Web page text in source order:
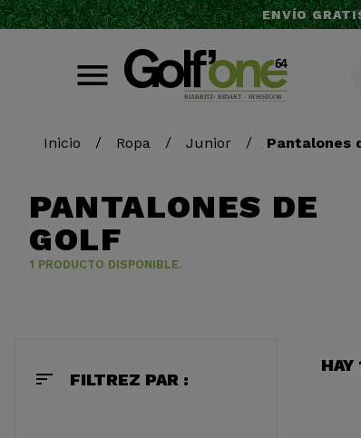
ENVÍO
Inicio Ropa Junior Pantalones
PANTALONES DE
GOLF
1 PRODUCTO DISPONIBLE.
sort FILTREZ PAR :
HAY